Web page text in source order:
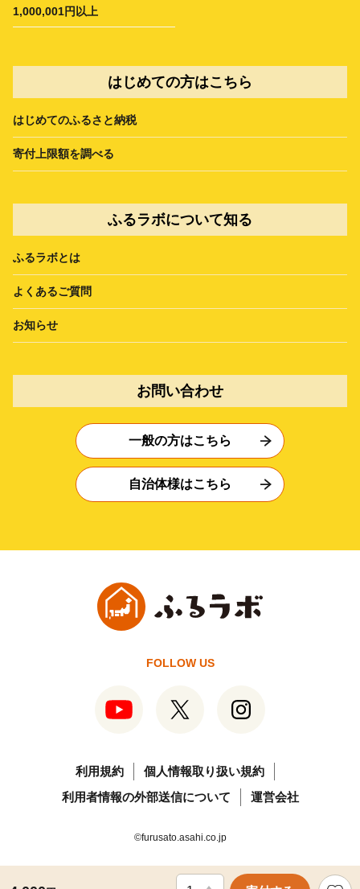
1,000,001円以上
はじめての方はこちら
はじめてのふるさと納税
寄付上限額を調べる
ふるラボについて知る
ふるラボとは
よくあるご質問
お知らせ
お問い合わせ
一般の方はこちら
自治体様はこちら
FOLLOW US
利用規約
個人情報取り扱い規約
利用者情報の外部送信について
運営会社
©furusato.asahi.co.jp